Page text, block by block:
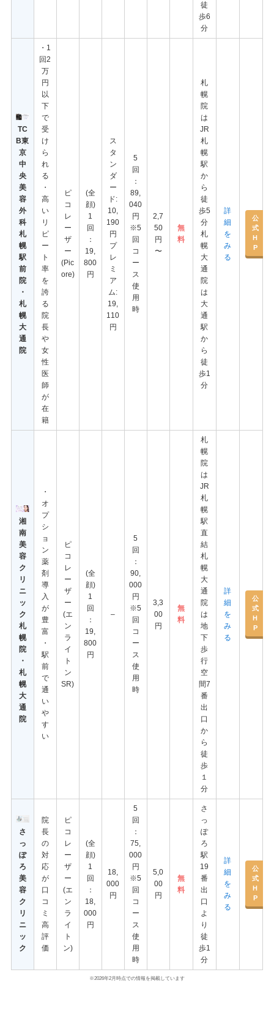
徒
歩6
分
TC
B東
京
中
央
美
容
外
科
札
幌
駅
前
院
・
札
幌
大
通
院
・1
回2
万
円
以
下
で
受
け
ら
れ
る
・
高
い
リ
ピ
ー
ト
率
を
誇
る
院
長
や
女
性
医
師
が
在
籍
ピ
コ
レ
ー
ザ
ー
(Pic
ore)
(全
顔)
1
回
：
19,
800
円
ス
タ
ン
ダ
ー
ド:
10,
190
円
プ
レ
ミ
ア
ム:
19,
110
円
5
回
：
89,
040
円
※5
回
コ
ー
ス
使
用
時
2,7
50
円
〜
無
料
札
幌
院
は
JR
札
幌
駅
か
ら
徒
歩5
分
札
幌
大
通
院
は
大
通
駅
か
ら
徒
歩1
分
詳
細
を
み
る
公
式
H
P
湘
南
美
容
ク
リ
ニ
ッ
ク
札
幌
院
・
札
幌
大
通
院
・
オ
プ
シ
ョ
ン
薬
剤
導
入
が
豊
富
・
駅
前
で
通
い
や
す
い
ピ
コ
レ
ー
ザ
ー
(エ
ン
ラ
イ
ト
ン
SR)
(全
顔)
1
回
：
19,
800
円
–
5
回
：
90,
000
円
※5
回
コ
ー
ス
使
用
時
3,3
00
円
無
料
札
幌
院
は
JR
札
幌
駅
直
結
札
幌
大
通
院
は
地
下
歩
行
空
間7
番
出
口
か
ら
徒
歩
１
分
詳
細
を
み
る
公
式
H
P
さ
っ
ぽ
ろ
美
容
ク
リ
ニ
ッ
ク
院
長
の
対
応
が
口
コ
ミ
高
評
価
ピ
コ
レ
ー
ザ
ー
(エ
ン
ラ
イ
ト
ン)
(全
顔)
1
回
：
18,
000
円
18,
000
円
5
回
：
75,
000
円
※5
回
コ
ー
ス
使
用
時
5,0
00
円
無
料
さ
っ
ぽ
ろ
駅
19
番
出
口
よ
り
徒
歩1
分
詳
細
を
み
る
公
式
H
P
※2026年2月時点での情報を掲載しています